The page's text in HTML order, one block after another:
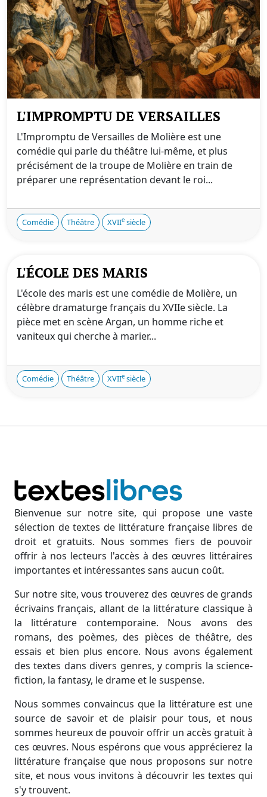
L'IMPROMPTU DE VERSAILLES
L'Impromptu de Versailles de Molière est une
comédie qui parle du théâtre lui-même, et plus
précisément de la troupe de Molière en train de
préparer une représentation devant le roi...
Comédie Théâtre XVIIe siècle
L'ÉCOLE DES MARIS
L'école des maris est une comédie de Molière, un
célèbre dramaturge français du XVIIe siècle. La
pièce met en scène Argan, un homme riche et
vaniteux qui cherche à marier...
Comédie Théâtre XVIIe siècle
Bienvenue sur notre site, qui propose une vaste
sélection de textes de littérature française libres de
droit et gratuits. Nous sommes fiers de pouvoir
offrir à nos lecteurs l'accès à des œuvres littéraires
importantes et intéressantes sans aucun coût.
Sur notre site, vous trouverez des œuvres de grands
écrivains français, allant de la littérature classique à
la littérature contemporaine. Nous avons des
romans, des poèmes, des pièces de théâtre, des
essais et bien plus encore. Nous avons également
des textes dans divers genres, y compris la science-
fiction, la fantasy, le drame et le suspense.
Nous sommes convaincus que la littérature est une
source de savoir et de plaisir pour tous, et nous
sommes heureux de pouvoir offrir un accès gratuit à
ces œuvres. Nous espérons que vous apprécierez la
littérature française que nous proposons sur notre
site, et nous vous invitons à découvrir les textes qui
s'y trouvent.